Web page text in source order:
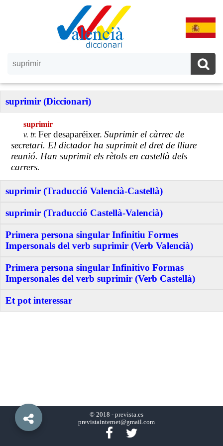
suprimir (Diccionari)
suprimir
v. tr. Fer desaparéixer. Suprimir el càrrec de
secretari. El dictador ha suprimit el dret de lliure
reunió. Han suprimit els rètols en castellà dels
carrers.
suprimir (Traducció Valencià-Castellà)
suprimir (Traducció Castellà-Valencià)
Primera persona singular Infinitiu Formes
Impersonals del verb suprimir (Verb Valencià)
Primera persona singular Infinitivo Formas
Impersonales del verb suprimir (Verb Castellà)
Et pot interessar
© 2018 - prevista.es
previstainternet@gmail.com